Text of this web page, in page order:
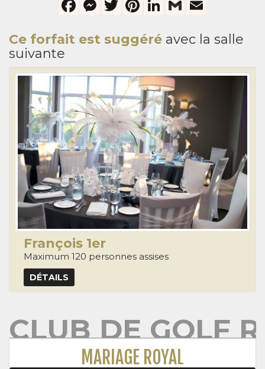
Ce forfait est suggéré avec la salle
suivante
François 1er
Maximum 120 personnes assises
DÉTAILS
CLUB DE GOLF
MARIAGE ROYAL